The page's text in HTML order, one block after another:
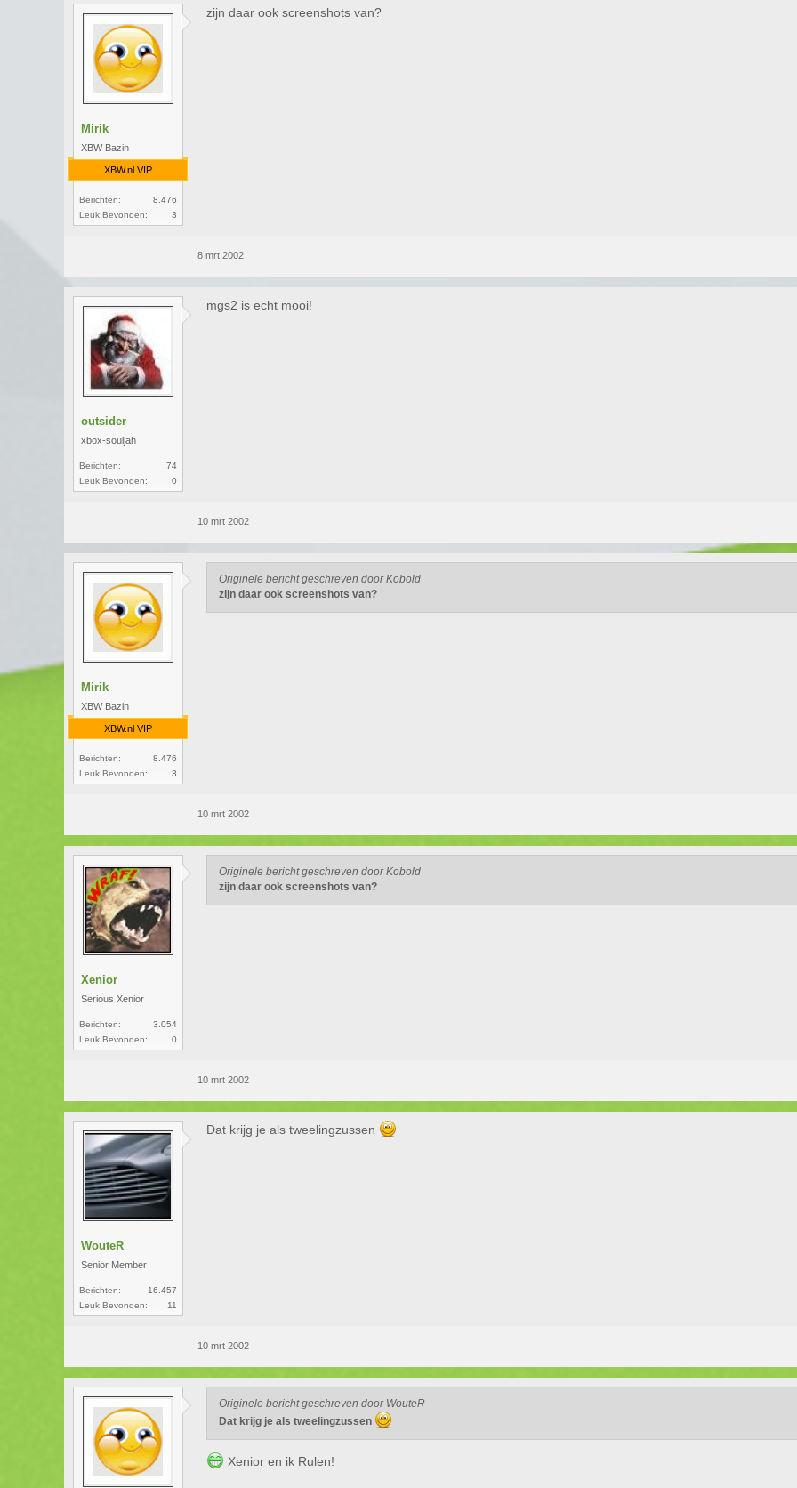
Mirik
XBW Bazin
XBW.nl VIP
Berichten:
8.476
Leuk Bevonden:
3
zijn daar ook screenshots van?
8 mrt 2002
outsider
xbox-souljah
Berichten:
74
Leuk Bevonden:
0
mgs2 is echt mooi!
10 mrt 2002
Mirik
XBW Bazin
XBW.nl VIP
Berichten:
8.476
Leuk Bevonden:
3
Originele bericht geschreven door Kobold
zijn daar ook screenshots van?
10 mrt 2002
Xenior
Serious Xenior
Berichten:
3.054
Leuk Bevonden:
0
Originele bericht geschreven door Kobold
zijn daar ook screenshots van?
10 mrt 2002
WouteR
Senior Member
Berichten:
16.457
Leuk Bevonden:
11
Dat krijg je als tweelingzussen
10 mrt 2002
Originele bericht geschreven door WouteR
Dat krijg je als tweelingzussen
Xenior en ik Rulen!